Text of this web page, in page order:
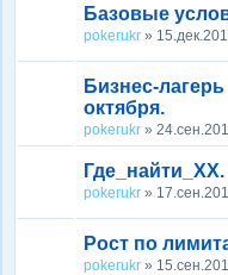
Базовые
pokerukr »
Бизнес-
октября.
pokerukr »
Где_найти_ХХ.
pokerukr »
Рост по
pokerukr »